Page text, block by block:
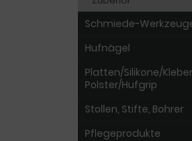
Schmiede-
Hufnägel
Platten/Silikone/
Polster/Hufgrip
Stollen, Stifte, Bohrer
Pflegeprodukte